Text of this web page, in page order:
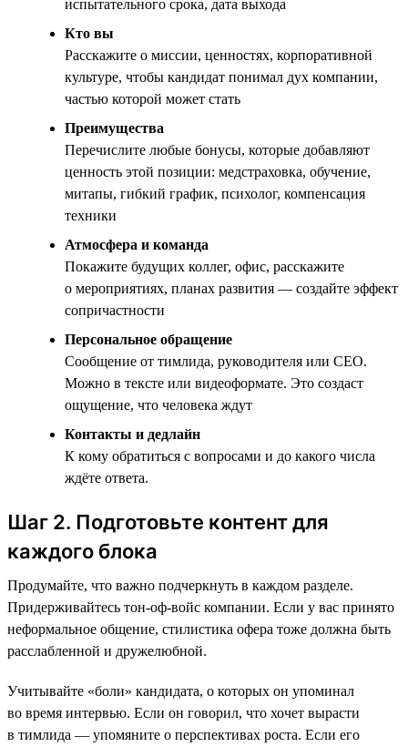
испытательного срока, дата выхода
Кто вы
Расскажите о миссии, ценностях, корпоративной
культуре, чтобы кандидат понимал дух компании,
частью которой может стать
Преимущества
Перечислите любые бонусы, которые добавляют
ценность этой позиции: медстраховка, обучение,
митапы, гибкий график, психолог, компенсация
техники
Атмосфера и команда
Покажите будущих коллег, офис, расскажите
о мероприятиях, планах развития — создайте эффект
сопричастности
Персональное обращение
Сообщение от тимлида, руководителя или CEO.
Можно в тексте или видеоформате. Это создаст
ощущение, что человека ждут
Контакты и дедлайн
К кому обратиться с вопросами и до какого числа
ждёте ответа.
Шаг 2. Подготовьте контент для
каждого блока
Продумайте, что важно подчеркнуть в каждом разделе.
Придерживайтесь тон-оф-войс компании. Если у вас принято
неформальное общение, стилистика офера тоже должна быть
расслабленной и дружелюбной.
Учитывайте «боли» кандидата, о которых он упоминал
во время интервью. Если он говорил, что хочет вырасти
в тимлида — упомяните о перспективах роста. Если его